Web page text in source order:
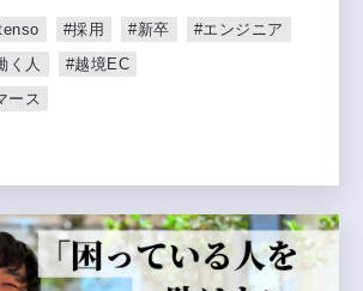
#採用 #新卒
#エンジニア
く人
#越境EC
ース